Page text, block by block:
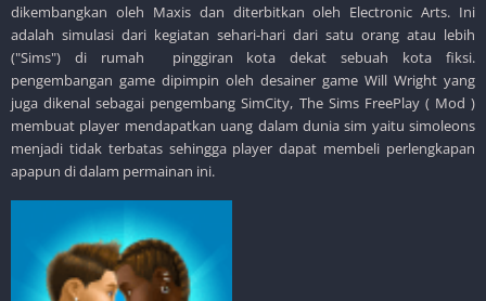
dikembangkan oleh Maxis dan diterbitkan oleh Electronic Arts. Ini
adalah simulasi dari kegiatan sehari-hari dari satu orang atau lebih
("Sims") di rumah pinggiran kota dekat sebuah kota fiksi.
pengembangan game dipimpin oleh desainer game Will Wright yang
juga dikenal sebagai pengembang SimCity, The Sims FreePlay ( Mod )
membuat player mendapatkan uang dalam dunia sim yaitu simoleons
menjadi tidak terbatas sehingga player dapat membeli perlengkapan
apapun di dalam permainan ini.